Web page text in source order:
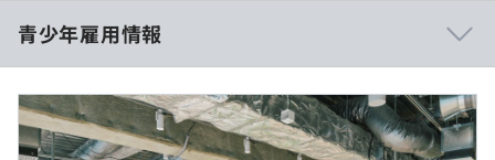
アジャイル、スクラム、ペアプロ、ドメイン駆動設計、グ
・日当あり（時給2000円）
青少年雇用情報
過去３年間の新卒採用者数の男女別人数